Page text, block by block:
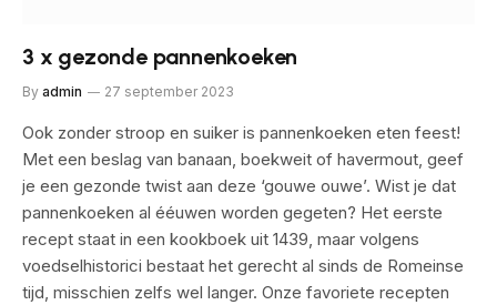
3 x gezonde pannenkoeken
By admin 27 september 2023
Ook zonder stroop en suiker is pannenkoeken eten feest!
Met een beslag van banaan, boekweit of havermout, geef
je een gezonde twist aan deze ‘gouwe ouwe’. Wist je dat
pannenkoeken al ééuwen worden gegeten? Het eerste
recept staat in een kookboek uit 1439, maar volgens
voedselhistorici bestaat het gerecht al sinds de Romeinse
tijd, misschien zelfs wel langer. Onze favoriete recepten